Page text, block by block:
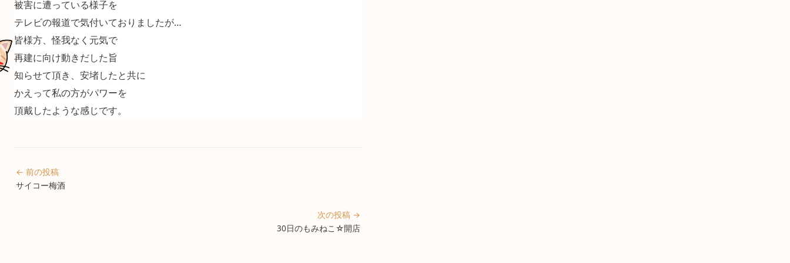
被害に遭っている様子を
テレビの報道で気付いておりましたが…
皆様方、怪我なく元気で
再建に向け動きだした旨
知らせて頂き、安堵したと共に
かえって私の方がパワーを
頂戴したような感じです。
← 前の投稿
サイコー梅酒
次の投稿 →
30日のもみねこ☆開店